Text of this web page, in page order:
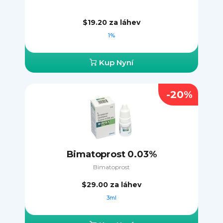
$19.20 za láhev
1%
Kup Nyní
Bimatoprost 0.03%
Bimatoprost
$29.00 za láhev
3ml
-20%